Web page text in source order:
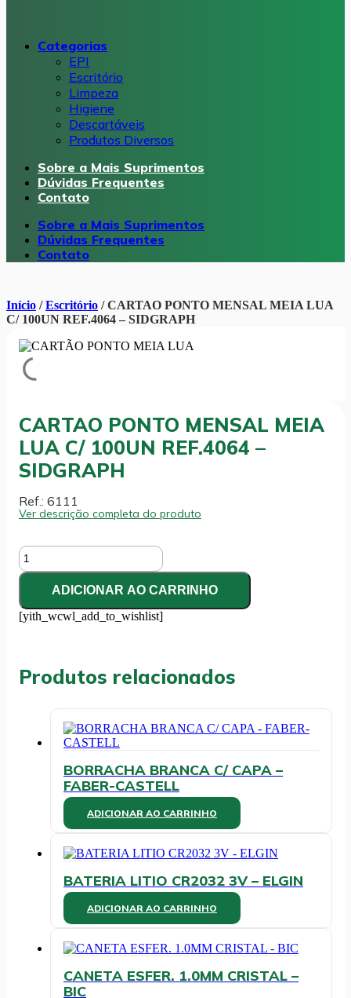
Categorias
EPI
Escritório
Limpeza
Higiene
Descartáveis
Produtos Diversos
Sobre a Mais Suprimentos
Dúvidas Frequentes
Contato
Sobre a Mais Suprimentos
Dúvidas Frequentes
Contato
Início /Escritório / CARTAO PONTO MENSAL MEIA LUA
C/ 100UN REF.4064 – SIDGRAPH
CARTAO PONTO MENSAL MEIA
LUA C/ 100UN REF.4064 –
SIDGRAPH
Ref.: 6111
Ver descrição completa do produto
CARTAO
PONTO
MENSAL
LUA
C/
SIDGRAPH
ADICIONAR AO CARRINHO
[yith_wcwl_add_to_wishlist]
Produtos relacionados
BORRACHA BRANCA C/ CAPA –
FABER-CASTELL
ADICIONAR AO CARRINHO
BATERIA LITIO CR2032 3V – ELGIN
ADICIONAR AO CARRINHO
CANETA ESFER. 1.0MM CRISTAL –
BIC